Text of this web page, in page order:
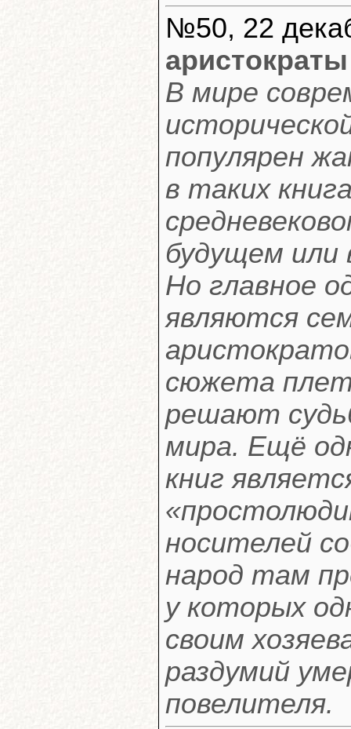
№50, 22
В мире
популярен
в таких
будущем или
Но главное
являются
сюжета
решают
мира. Ещё
книг
носителей
народ там
у которых
своим
раздумий
повелителя.